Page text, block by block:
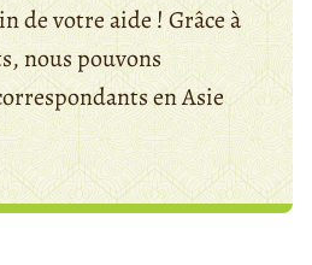
de votre aide ! Grâce à
nous pouvons
en Asie